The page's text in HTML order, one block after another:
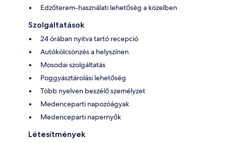
Edzőterem-használati lehetőség a közelben
Szolgáltatások
24 órában nyitva tartó recepció
Autókölcsönzés a helyszínen
Mosodai szolgáltatás
Poggyásztárolási lehetőség
Több nyelven beszélő személyzet
Medenceparti napozóágyak
Medenceparti napernyők
Létesítmények